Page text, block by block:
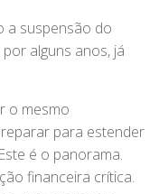
a suspensão do
alguns anos, já
o mesmo
para estender
é o panorama.
financeira crítica.